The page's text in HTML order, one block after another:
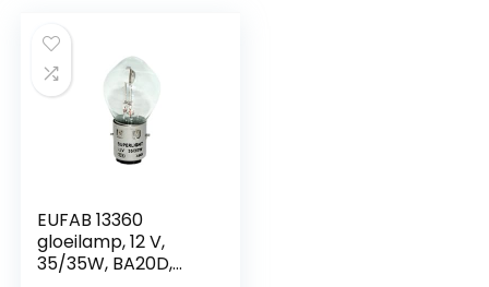
EUFAB 13360
gloeilamp, 12 V,
35/35W, BA20D,